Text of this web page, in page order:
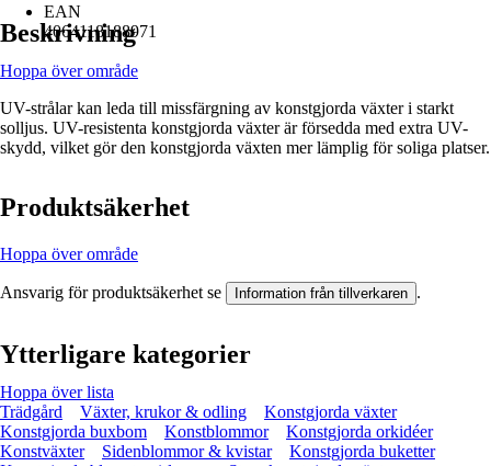
EAN
4064118188971
Beskrivning
Hoppa över område
UV-strålar kan leda till missfärgning av konstgjorda växter i starkt
solljus. UV-resistenta konstgjorda växter är försedda med extra UV-
skydd, vilket gör den konstgjorda växten mer lämplig för soliga platser.
Produktsäkerhet
Hoppa över område
Ansvarig för produktsäkerhet se Information från tillverkaren .
Ytterligare kategorier
Hoppa över lista
Trädgård
Växter, krukor & odling
Konstgjorda växter
Konstgjorda buxbom
Konstblommor
Konstgjorda orkidéer
Konstväxter
Sidenblommor & kvistar
Konstgjorda buketter